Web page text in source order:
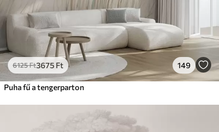
6125Ft3675 Ft 149
Puha fű a tengerparton